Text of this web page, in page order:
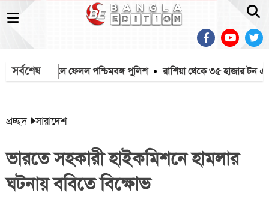
সর্বশেষ
মাইক খুলে ফেলল পশ্চিমবঙ্গ পুলিশ রাশিয়া থেকে ৩৫ হাজার টন
প্রচ্ছদ সারাদেশ
ভারতে সহকারী হাইকমিশনে হামলার
ঘটনায় ববিতে বিক্ষোভ